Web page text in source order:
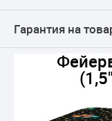
Гарантия на
Фейерверк